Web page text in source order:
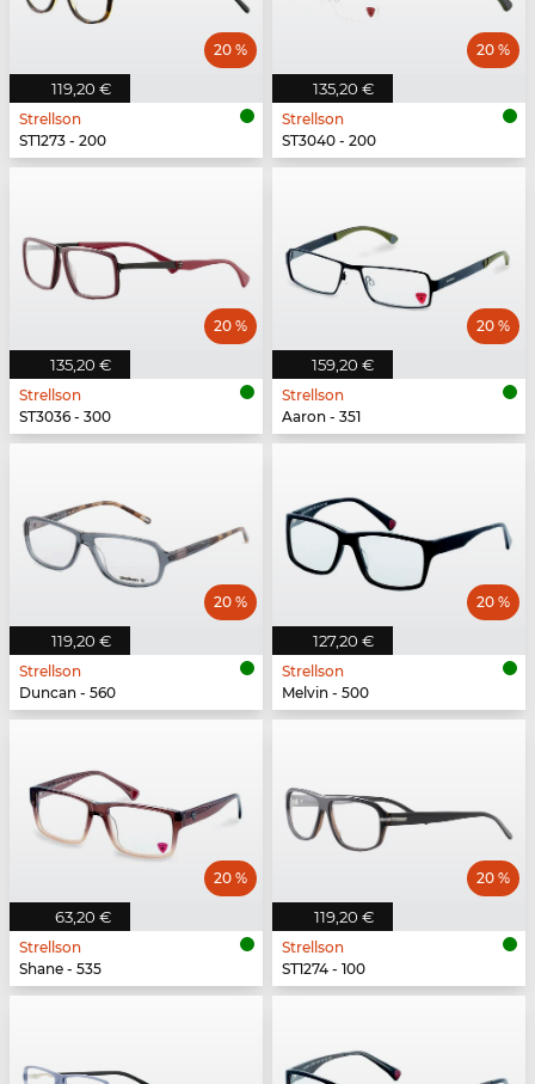
119,20 €
20 %
Strellson
ST1273 - 200
135,20 €
20 %
Strellson
ST3040 - 200
135,20 €
20 %
Strellson
ST3036 - 300
159,20 €
20 %
Strellson
Aaron - 351
119,20 €
20 %
Strellson
Duncan - 560
127,20 €
20 %
Strellson
Melvin - 500
63,20 €
20 %
Strellson
Shane - 535
119,20 €
20 %
Strellson
ST1274 - 100